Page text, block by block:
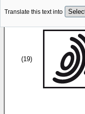
Translate this text into
(19)